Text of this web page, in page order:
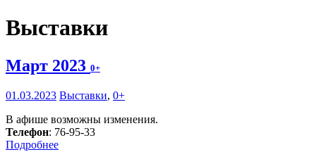
Выставки
Март 2023 0+
01.03.2023 Выставки, 0+
В афише возможны изменения.
Телефон: 76-95-33
Подробнее